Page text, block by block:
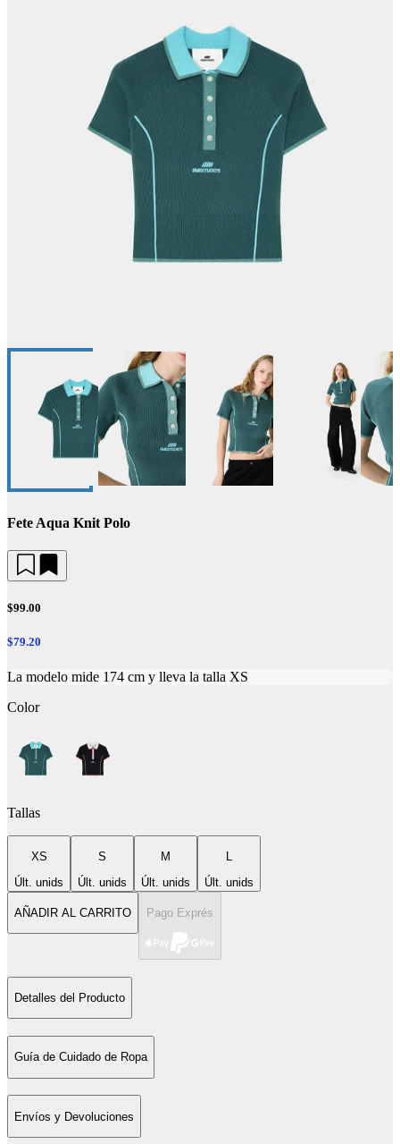
Fete Aqua Knit Polo
$99.00
$79.20
La modelo mide 174 cm y lleva la talla XS
Color
Tallas
XS
Últ. unids
S
Últ. unids
M
Últ. unids
L
Últ. unids
AÑADIR AL CARRITO Pago Exprés
Detalles del Producto
Guía de Cuidado de Ropa
Envíos y Devoluciones